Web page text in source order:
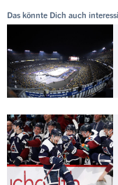
Das könnte Dich auch